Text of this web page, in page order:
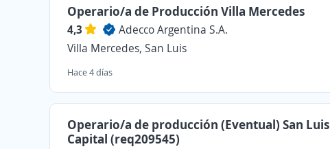
Operario/a de Producción Villa Mercedes
4,3
Adecco Argentina S.A.
Villa Mercedes, San Luis
Hace 4 días
Operario/a de producción (Eventual) San Luis
Capital (req209545)